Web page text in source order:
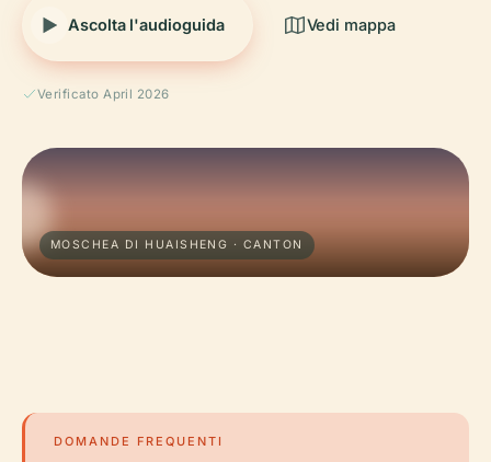
Ascolta l'audioguida Vedi mappa
Verificato April 2026
MOSCHEA DI HUAISHENG · CANTON
DOMANDE FREQUENTI